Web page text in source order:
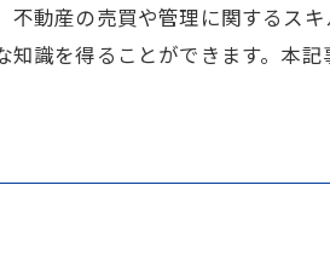
動産の売買や管理に関するス
識を得ることができます。本